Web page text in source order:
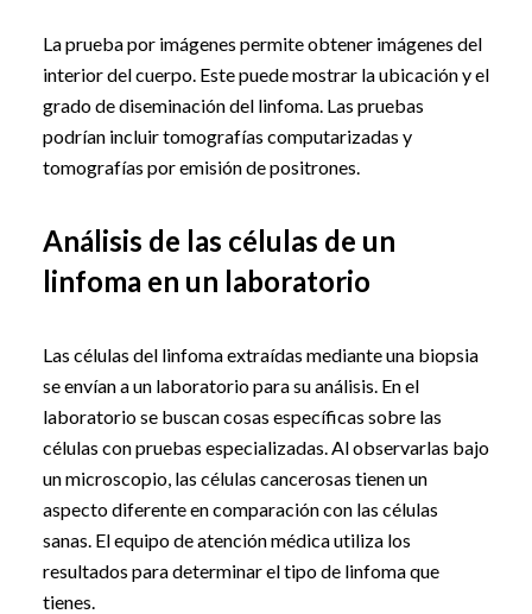
La prueba por imágenes permite obtener imágenes del
interior del cuerpo. Este puede mostrar la ubicación y el
grado de diseminación del linfoma. Las pruebas
podrían incluir tomografías computarizadas y
tomografías por emisión de positrones.
Análisis de las células de un
linfoma en un laboratorio
Las células del linfoma extraídas mediante una biopsia
se envían a un laboratorio para su análisis. En el
laboratorio se buscan cosas específicas sobre las
células con pruebas especializadas. Al observarlas bajo
un microscopio, las células cancerosas tienen un
aspecto diferente en comparación con las células
sanas. El equipo de atención médica utiliza los
resultados para determinar el tipo de linfoma que
tienes.